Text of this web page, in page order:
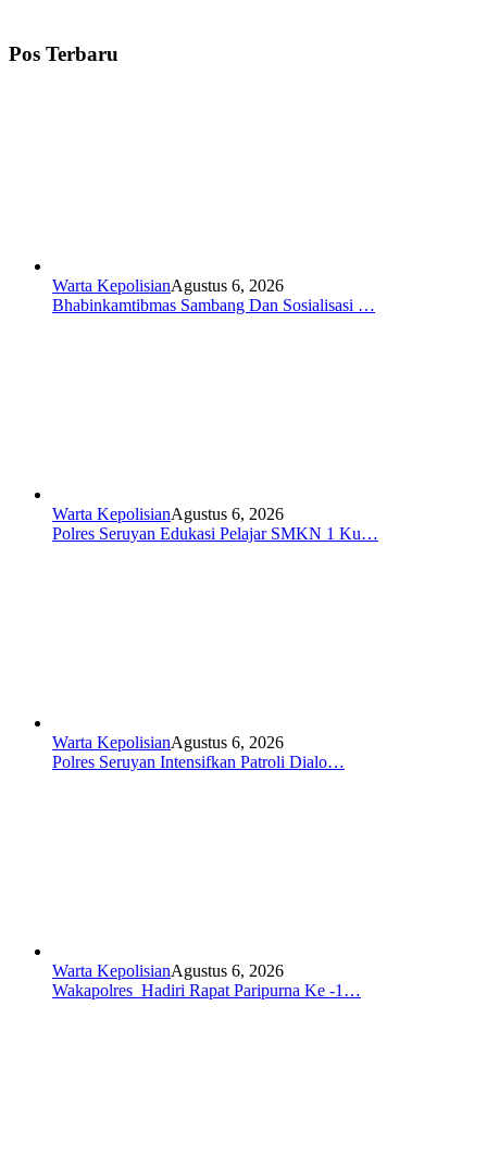
Pos Terbaru
Warta KepolisianAgustus 6, 2026
Bhabinkamtibmas Sambang Dan Sosialisasi …
Warta KepolisianAgustus 6, 2026
Polres Seruyan Edukasi Pelajar SMKN 1 Ku…
Warta KepolisianAgustus 6, 2026
Polres Seruyan Intensifkan Patroli Dialo…
Warta KepolisianAgustus 6, 2026
Wakapolres Hadiri Rapat Paripurna Ke -1…